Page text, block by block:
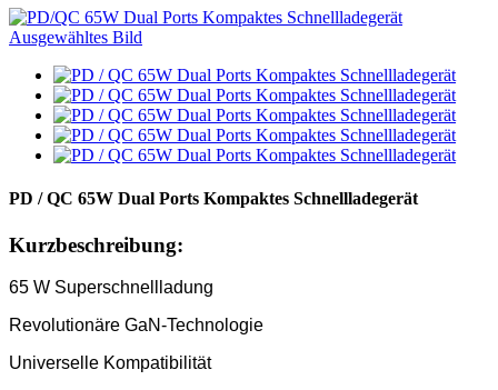
PD / QC 65W Dual Ports Kompaktes Schnellladegerät
Kurzbeschreibung:
65 W Superschnellladung
Revolutionäre GaN-Technologie
Universelle Kompatibilität